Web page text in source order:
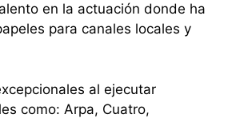
en la actuación donde ha
para canales locales y
al ejecutar
como: Arpa, Cuatro,